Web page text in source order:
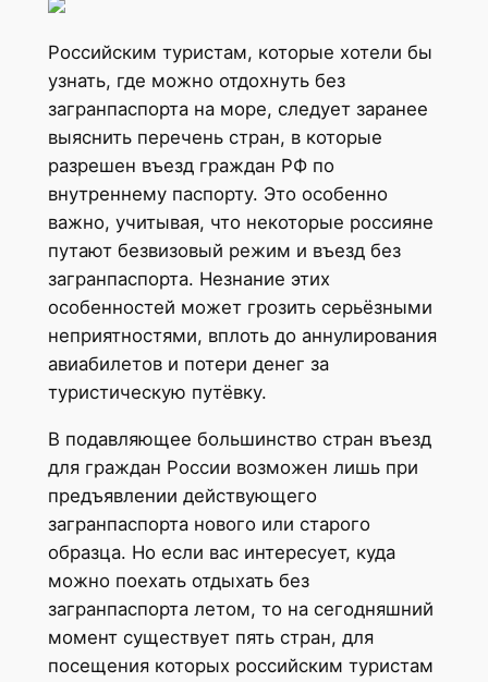
Российским туристам, которые хотели бы
узнать, где можно отдохнуть без
загранпаспорта на море, следует заранее
выяснить перечень стран, в которые
разрешен въезд граждан РФ по
внутреннему паспорту. Это особенно
важно, учитывая, что некоторые россияне
путают безвизовый режим и въезд без
загранпаспорта. Незнание этих
особенностей может грозить серьёзными
неприятностями, вплоть до аннулирования
авиабилетов и потери денег за
туристическую путёвку.
В подавляющее большинство стран въезд
для граждан России возможен лишь при
предъявлении действующего
загранпаспорта нового или старого
образца. Но если вас интересует, куда
можно поехать отдыхать без
загранпаспорта летом, то на сегодняшний
момент существует пять стран, для
посещения которых российским туристам